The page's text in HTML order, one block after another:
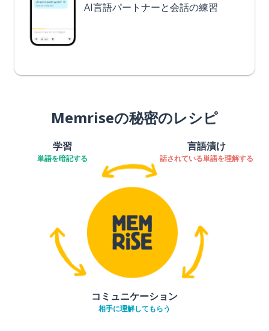
AI言語パートナーと会話の練習
Memriseの秘密のレシピ
学習
単語を暗記する
言語漬け
話されている単語を理解する
コミュニケーション
相手に理解してもらう